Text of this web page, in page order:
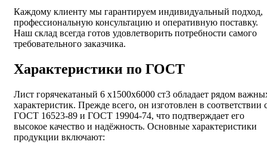
Каждому клиенту мы гарантируем индивидуальный подход,
профессиональную консультацию и оперативную поставку.
Наш склад всегда готов удовлетворить потребности самого
требовательного заказчика.
Характеристики по ГОСТ
Лист горячекатаный 6 х1500х6000 ст3 обладает рядом
характеристик. Прежде всего, он изготовлен в соответствии
ГОСТ 16523-89 и ГОСТ 19904-74, что подтверждает его
высокое качество и надёжность. Основные характеристики
продукции включают: